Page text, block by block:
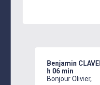
Benjamin
h 06 min
Bonjour Olivier,